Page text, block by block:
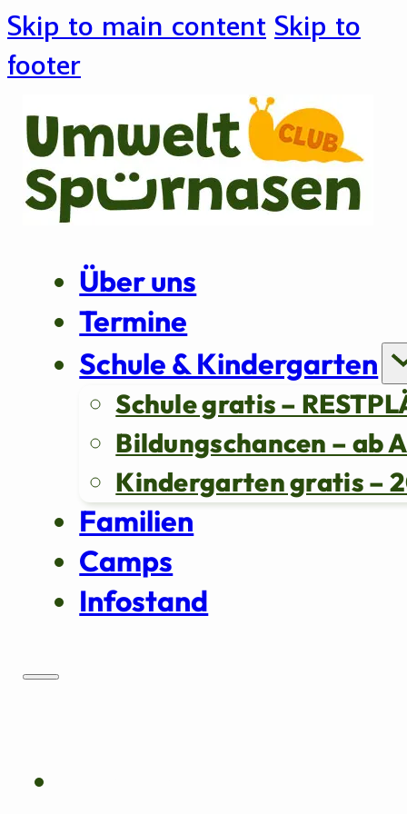
Skip to main content Skip to
footer
Über uns
Termine
Schule & Kindergarten
Schule gratis –
Bildungschancen – ab
Kindergarten gratis –
Familien
Camps
Infostand